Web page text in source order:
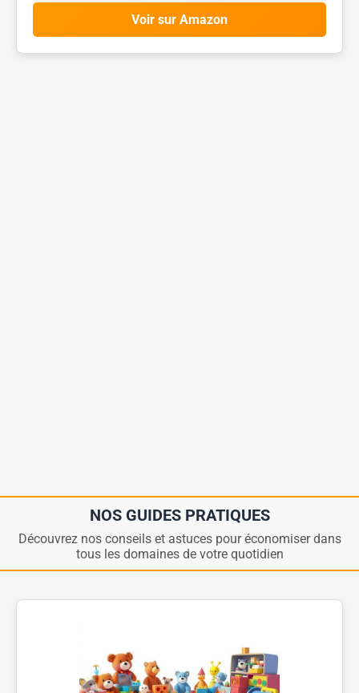
Voir sur Amazon
NOS GUIDES PRATIQUES
Découvrez nos conseils et astuces pour économiser dans
tous les domaines de votre quotidien